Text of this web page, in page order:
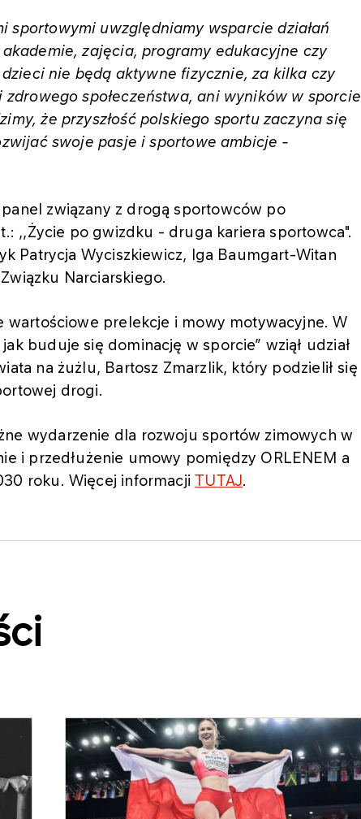
sportowymi uwzględniamy wsparcie działań
zajęcia, programy edukacyjne czy
nie będą aktywne fizycznie, za kilka czy
społeczeństwa, ani wyników w sporcie
że przyszłość polskiego sportu zaczyna się
swoje pasje i sportowe ambicje -
związany z drogą sportowców po
,,Życie po gwizdku - druga kariera sportowca".
Patrycja Wyciszkiewicz, Iga Baumgart-Witan
Narciarskiego.
wartościowe prelekcje i mowy motywacyjne. W
buduje się dominację w sporcie” wziął udział
na żużlu, Bartosz Zmarzlik, który podzielił się
drogi.
wydarzenie dla rozwoju sportów zimowych w
i przedłużenie umowy pomiędzy ORLENEM a
roku. Więcej informacjiTUTAJ.